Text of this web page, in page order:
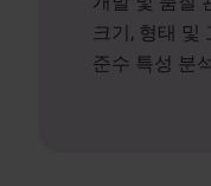
크기, 형태 및
준수 특성 분